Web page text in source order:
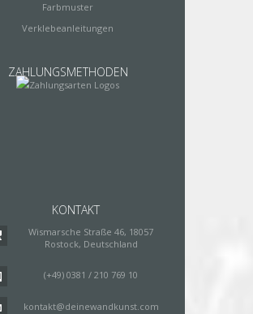
Farbmuster
Verklebeanleitungen
ZAHLUNGSMETHODEN
KONTAKT
Wismarsche Straße 46, 18057
Rostock, Deutschland
(+49) 0381 / 210 769 10
kontakt@deinewandkunst.com